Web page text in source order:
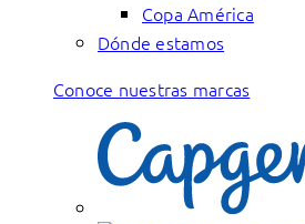
Copa América
Dónde estamos
Conoce nuestras marcas